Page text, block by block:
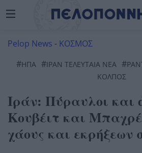
Pelop News - ΚΟΣΜΟΣ
#ΗΠΑ #ΙΡΆΝ ΤΕΛΕΥΤΑΊΑ ΝΈΑ #
ΚΌΛΠΟΣ
Ιράν: Πύραυλοι και
Κουβέιτ και
χάους και εκρήξεων